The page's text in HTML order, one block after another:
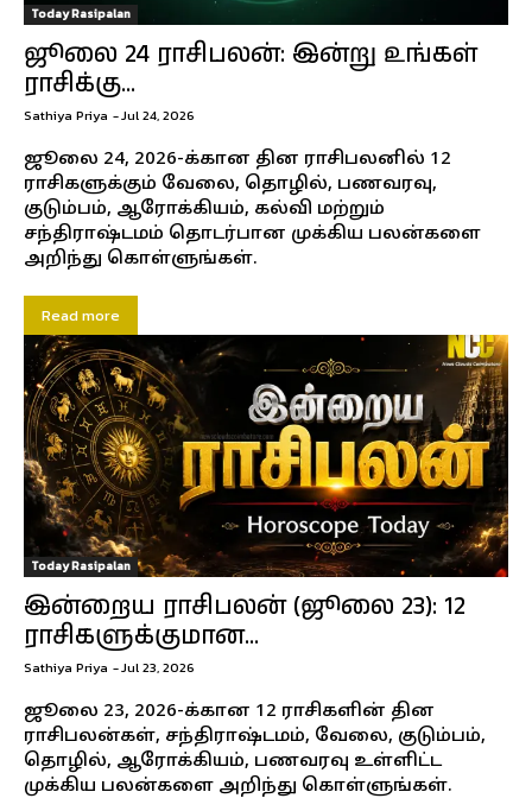
Today Rasipalan
ஜூலை 24 ராசிபலன்: இன்று உங்கள்
ராசிக்கு...
Sathiya Priya -Jul 24, 2026
ஜூலை 24, 2026-க்கான தின ராசிபலனில் 12
ராசிகளுக்கும் வேலை, தொழில், பணவரவு,
குடும்பம், ஆரோக்கியம், கல்வி மற்றும்
சந்திராஷ்டமம் தொடர்பான முக்கிய பலன்களை
அறிந்து கொள்ளுங்கள்.
Read more
Today Rasipalan
இன்றைய ராசிபலன் (ஜூலை 23): 12
ராசிகளுக்குமான...
Sathiya Priya -Jul 23, 2026
ஜூலை 23, 2026-க்கான 12 ராசிகளின் தின
ராசிபலன்கள், சந்திராஷ்டமம், வேலை, குடும்பம்,
தொழில், ஆரோக்கியம், பணவரவு உள்ளிட்ட
முக்கிய பலன்களை அறிந்து கொள்ளுங்கள்.